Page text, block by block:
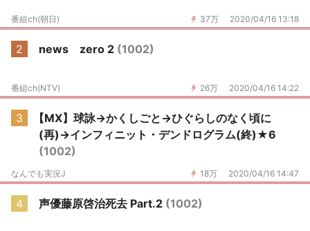
37万 2020/04/16 13:18
番組ch(朝日)
2 news zero 2 (1002)
26万 2020/04/16 14:22
番組ch(NTV)
3
【MX】球詠→かくしごと→ひぐらしのなく頃に
(再)→インフィニット・デンドログラム(終)★6
(1002)
18万 2020/04/16 14:47
なんでも実況J
4 声優藤原啓治死去 Part.2 (1002)